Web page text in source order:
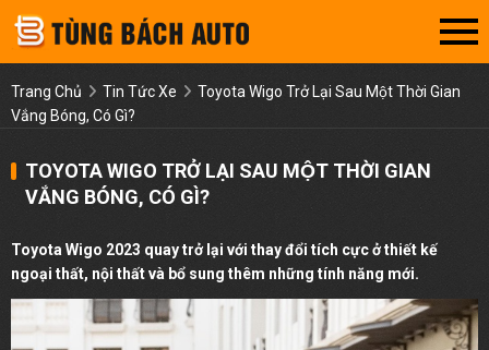
Trang Chủ Tin Tức Xe
Toyota Wigo Trở Lại Sau Một Thời Gian
Vắng Bóng, Có Gì?
TOYOTA WIGO TRỞ LẠI SAU MỘT THỜI GIAN
VẮNG BÓNG, CÓ GÌ?
Toyota Wigo 2023 quay trở lại với thay đổi tích cực ở thiết kế
ngoại thất, nội thất và bổ sung thêm những tính năng mới.